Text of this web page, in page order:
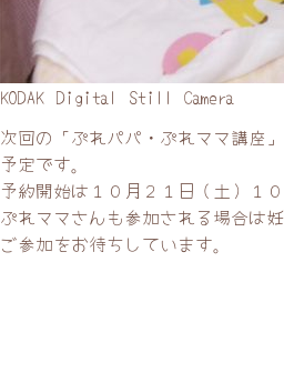
KODAK Digital Still Camera
次回の「ぷれパパ・ぷれママ講座
予定です。
予約開始は１０月２１日（土）１
ぷれママさんも参加される場合は
ご参加をお待ちしています。